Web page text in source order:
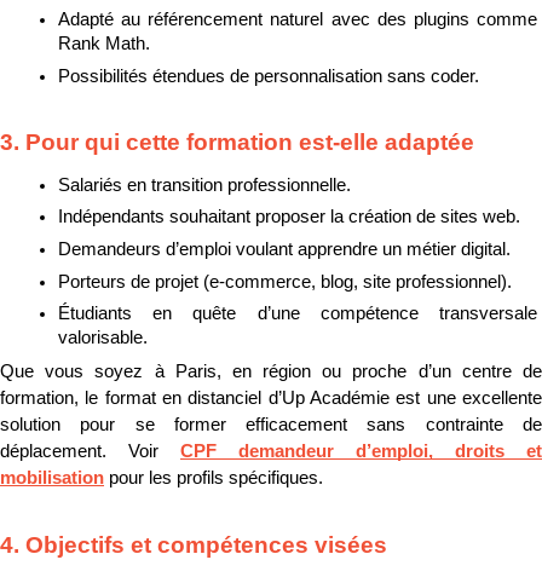
Adapté au référencement naturel avec des plugins comme
Rank Math.
Possibilités étendues de personnalisation sans coder.
3. Pour qui cette formation est-elle adaptée
Salariés en transition professionnelle.
Indépendants souhaitant proposer la création de sites web.
Demandeurs d’emploi voulant apprendre un métier digital.
Porteurs de projet (e-commerce, blog, site professionnel).
Étudiants en quête d’une compétence transversale
valorisable.
Que vous soyez à Paris, en région ou proche d’un centre de
formation, le format en distanciel d’Up Académie est une excellente
solution pour se former efficacement sans contrainte de
déplacement. Voir CPF demandeur d’emploi, droits et
mobilisation pour les profils spécifiques.
4. Objectifs et compétences visées